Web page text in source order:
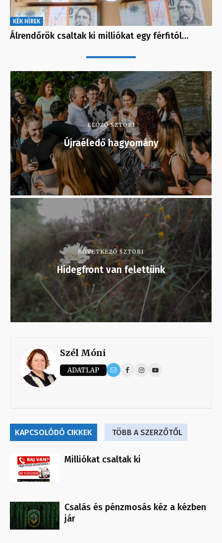
KÉK HÍREK
Álrendőrök csaltak ki milliókat egy férfitól…
ELŐZŐ SZTORI
Újraéledő hagyomány
KÖVETKEZŐ SZTORI
Hidegfront van felettünk
Szél Móni
ADATLAP
KAPCSOLÓDÓ CIKKEK TÖBB A SZERZŐTŐL
Milliókat csaltak ki
Csalás és pénzmosás kéz a kézben
jár